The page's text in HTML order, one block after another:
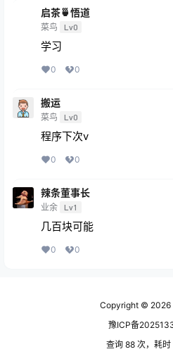
启茶🍵悟道
菜鸟 Lv0
学习
0 0
搬运
菜鸟 Lv0
程序下次v
0 0
辣条董事长
业余 Lv1
几百块可能
0 0
Copyright © 2026
豫ICP备
查询 88 次，耗时